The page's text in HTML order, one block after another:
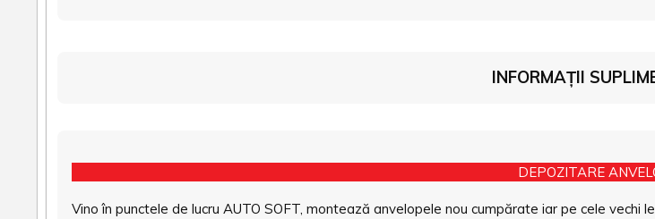
INFORMAȚII
DEPOZITARE
Vino în punctele de lucru AUTO SOFT, montează anvelopele nou cumpărate iar pe cele vechi